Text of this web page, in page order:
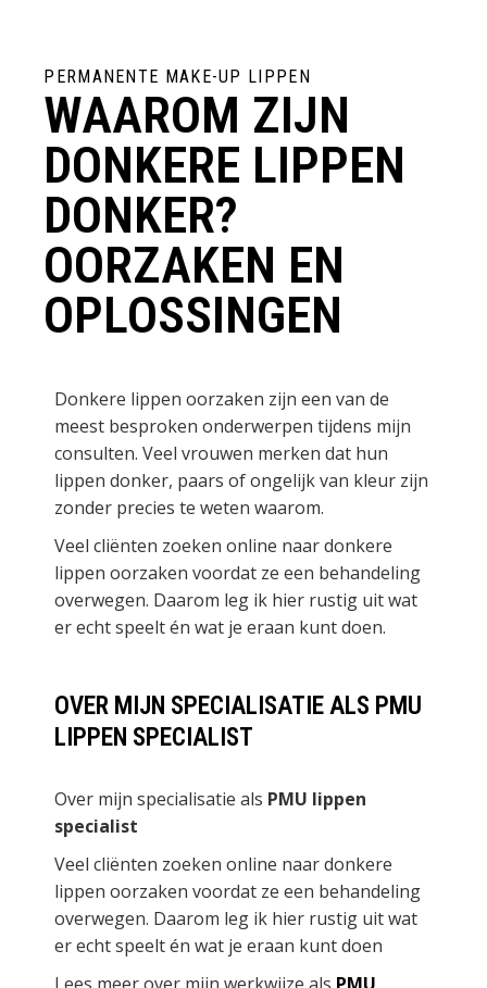
PERMANENTE MAKE-UP LIPPEN
WAAROM ZIJN
DONKERE LIPPEN
DONKER?
OORZAKEN EN
OPLOSSINGEN
Donkere lippen oorzaken zijn een van de
meest besproken onderwerpen tijdens mijn
consulten. Veel vrouwen merken dat hun
lippen donker, paars of ongelijk van kleur zijn
zonder precies te weten waarom.
Veel cliënten zoeken online naar donkere
lippen oorzaken voordat ze een behandeling
overwegen. Daarom leg ik hier rustig uit wat
er echt speelt én wat je eraan kunt doen.
OVER MIJN SPECIALISATIE ALS PMU
LIPPEN SPECIALIST
Over mijn specialisatie als PMU lippen
specialist
Veel cliënten zoeken online naar donkere
lippen oorzaken voordat ze een behandeling
overwegen. Daarom leg ik hier rustig uit wat
er echt speelt én wat je eraan kunt doen